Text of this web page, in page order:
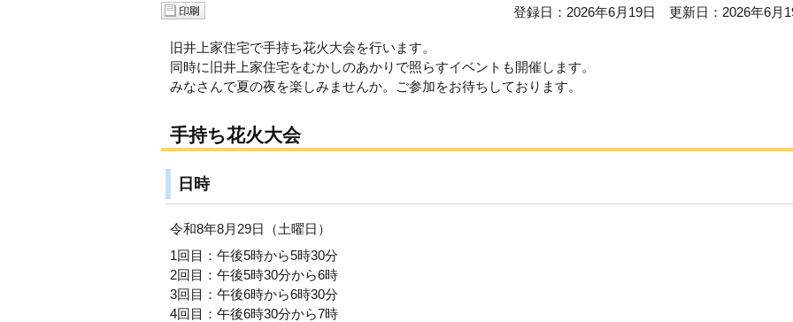
登録日：2026年6月19日 更新日：2026年6月
旧井上家住宅で手持ち花火大会を行います。
同時に旧井上家住宅をむかしのあかりで照らすイベントも開催します。
みなさんで夏の夜を楽しみませんか。ご参加をお待ちしております。
手持ち花火大会
日時
令和8年8月29日（土曜日）
1回目：午後5時から5時30分
2回目：午後5時30分から6時
3回目：午後6時から6時30分
4回目：午後6時30分から7時